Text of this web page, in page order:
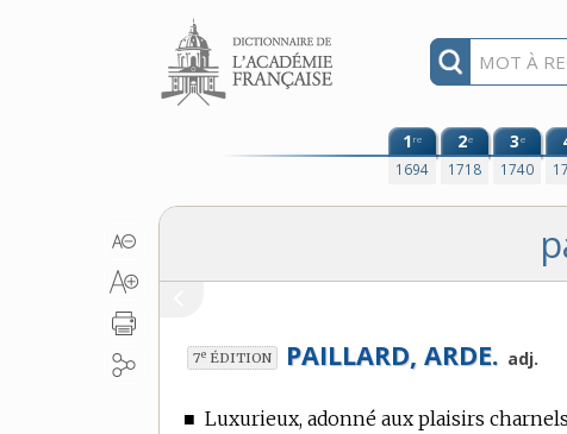
Aller au contenu
1re
1694
2e
1718
3e
1740
7e ÉDITION PAILLARD, ARDE. adj.
■Luxurieux, adonné aux plaisirs